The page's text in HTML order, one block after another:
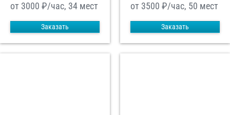
от 3000 ₽/час, 34 мест
Заказать
от 3500 ₽/час, 50 мест
Заказать